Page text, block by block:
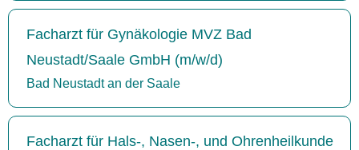
Facharzt für Gynäkologie MVZ Bad
Neustadt/Saale GmbH (m/w/d)
Bad Neustadt an der Saale
Facharzt für Hals-, Nasen-, und Ohrenheilkunde